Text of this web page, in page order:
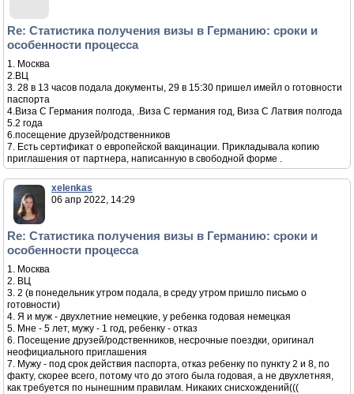
Re: Статистика получения визы в Германию: сроки и
особенности процесса
1. Москва
2.ВЦ
3. 28 в 13 часов подала документы, 29 в 15:30 пришел имейл о готовности
паспорта
4.Виза С Германия полгода, .Виза С германия год, Виза С Латвия полгода
5.2 года
6.посещение друзей/родственников
7. Есть сертификат о европейской вакцинации. Прикладывала копию
приглашения от партнера, написанную в свободной форме .
xelenkas
06 апр 2022, 14:29
Re: Статистика получения визы в Германию: сроки и
особенности процесса
1. Москва
2. ВЦ
3. 2 (в понедельник утром подала, в среду утром пришло письмо о
готовности)
4. Я и муж - двухлетние немецкие, у ребенка годовая немецкая
5. Мне - 5 лет, мужу - 1 год, ребенку - отказ
6. Посещение друзей/родственников, несрочные поездки, оригинал
неофициального приглашения
7. Мужу - под срок действия паспорта, отказ ребенку по пункту 2 и 8, по
факту, скорее всего, потому что до этого была годовая, а не двухлетняя,
как требуется по нынешним правилам. Никаких снисхождений(((